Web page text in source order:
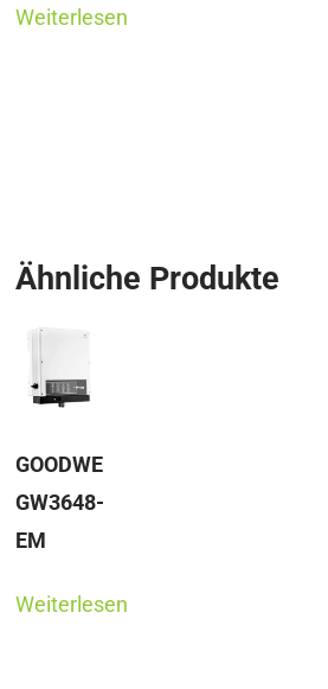
Weiterlesen
Ähnliche Produkte
GOODWE
GW3648-
EM
Weiterlesen